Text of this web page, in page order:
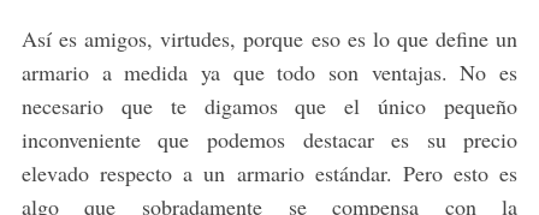
Así es amigos, virtudes, porque eso es lo que define un
armario a medida ya que todo son ventajas. No es
necesario que te digamos que el único pequeño
inconveniente que podemos destacar es su precio
elevado respecto a un armario estándar. Pero esto es
algo que sobradamente se compensa con la